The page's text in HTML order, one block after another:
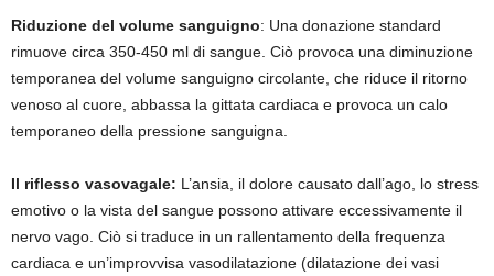
Riduzione del volume sanguigno: Una donazione standard
rimuove circa 350-450 ml di sangue. Ciò provoca una diminuzione
temporanea del volume sanguigno circolante, che riduce il ritorno
venoso al cuore, abbassa la gittata cardiaca e provoca un calo
temporaneo della pressione sanguigna.
Il riflesso vasovagale: L’ansia, il dolore causato dall’ago, lo stress
emotivo o la vista del sangue possono attivare eccessivamente il
nervo vago. Ciò si traduce in un rallentamento della frequenza
cardiaca e un’improvvisa vasodilatazione (dilatazione dei vasi